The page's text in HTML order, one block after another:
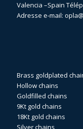
Valencia –Spain
Adresse e-mail:
Brass goldplated
Hollow chains
Goldfilled chains
9Kt gold chains
18Kt gold chains
Silver chains